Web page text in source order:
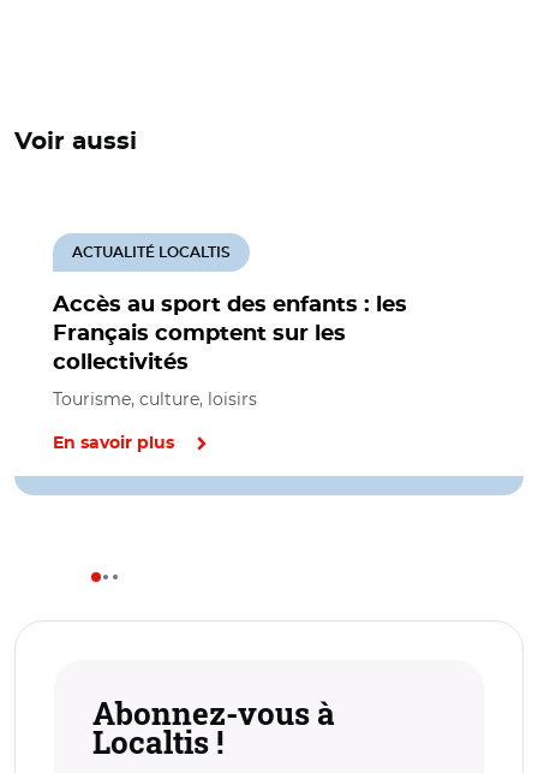
Voir aussi
Accès au sport des enfants : les
Français comptent sur les
collectivités
ACTUALITÉ LOCALTIS
Tourisme, culture, loisirs
En savoir plus
Abonnez-vous à
Localtis !